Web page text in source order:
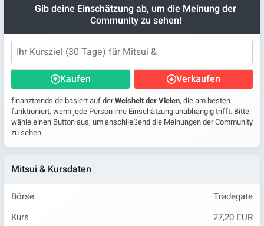
Gib deine Einschätzung ab, um die Meinung der
Community zu sehen!
Kaufen Verkaufen
finanztrends.de basiert auf derWeisheit der Vielen, die am besten
funktioniert, wenn jede Person ihre Einschätzung unabhängig trifft. Bitte
wähle einen Button aus, um anschließend die Meinungen der Community
zu sehen.
Mitsui & Kursdaten
Börse
Tradegate
Kurs
27,20 EUR